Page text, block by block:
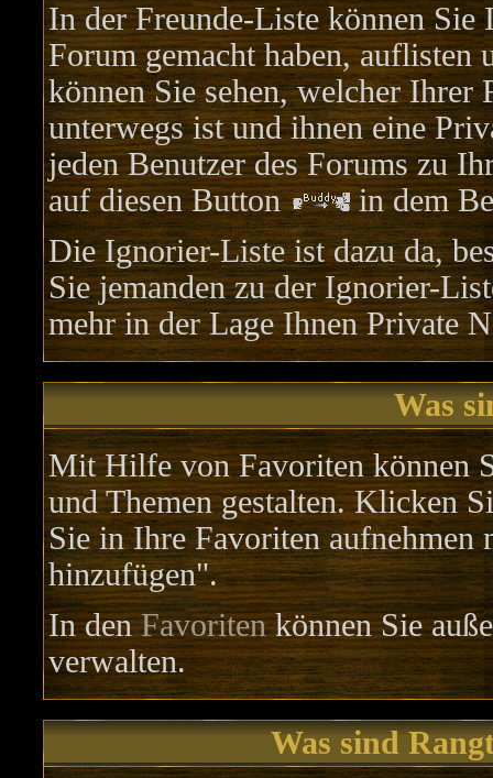
In der Freunde-Liste können Sie
Forum gemacht haben, auflisten
können Sie sehen, welcher Ihrer
unterwegs ist und ihnen eine
jeden Benutzer des Forums zu
auf diesen Button
in dem
Die Ignorier-Liste ist dazu da,
Sie jemanden zu der Ignorier-
mehr in der Lage Ihnen Private
Was
Mit Hilfe von Favoriten können
und Themen gestalten. Klicken
Sie in Ihre Favoriten
hinzufügen".
In denFavoritenkönnen Sie
verwalten.
Was sind